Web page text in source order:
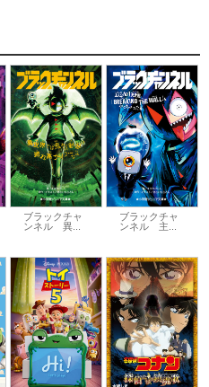
ブラックチャ
ンネル 異...
ブラックチャ
ンネル 主...